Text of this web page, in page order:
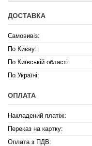
ДОСТАВКА
Самовивіз:
По Києву:
По Київській області:
По Україні:
ОПЛАТА
Накладений платіж:
Переказ на картку:
Оплата з ПДВ: